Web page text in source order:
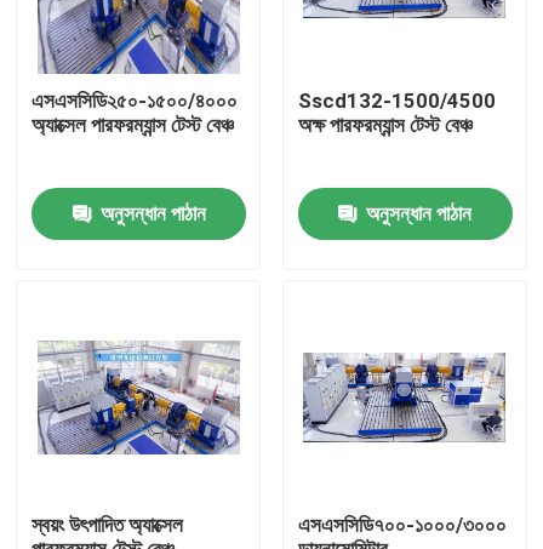
আমাদের সম্বন্ধে
কারখানা ভ্রমণ
এসএসসিডি২৫০-১৫০০/৪০০০
অ্যাক্সেল পারফরম্যান্স টেস্ট বেঞ্চ
অনুসন্ধান পাঠান
Sscd132-1500/4500
অক্ষ পারফরম্যান্স টেস্ট বেঞ্চ
অনুসন্ধান পাঠান
স্বয়ং উৎপাদিত অ্যাক্সেল
এসএসসিডি৭০০-১০০০/৩০০০